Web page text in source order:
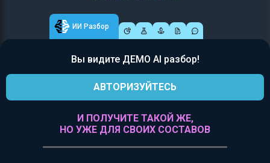
ИИ Разбор
Вы видите ДЕМО AI разбор!
АВТОРИЗУЙТЕСЬ
И ПОЛУЧИТЕ ТАКОЙ ЖЕ,
НО УЖЕ ДЛЯ СВОИХ СОСТАВОВ